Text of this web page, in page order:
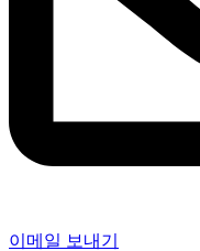
이메일 보내기